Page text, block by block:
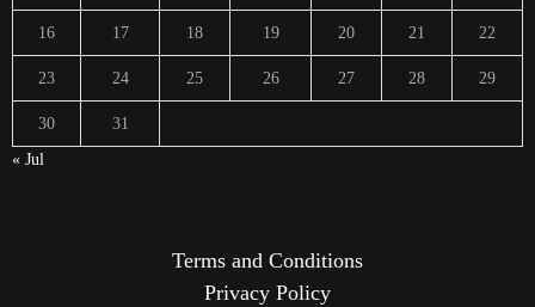
16 17 18 19 20 21 22
23 24 25 26 27 28 29
30
31
« Jul
Terms and Conditions
Privacy Policy